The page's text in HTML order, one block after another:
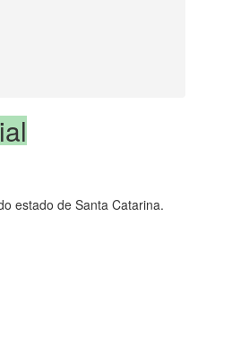
estado de Santa Catarina.